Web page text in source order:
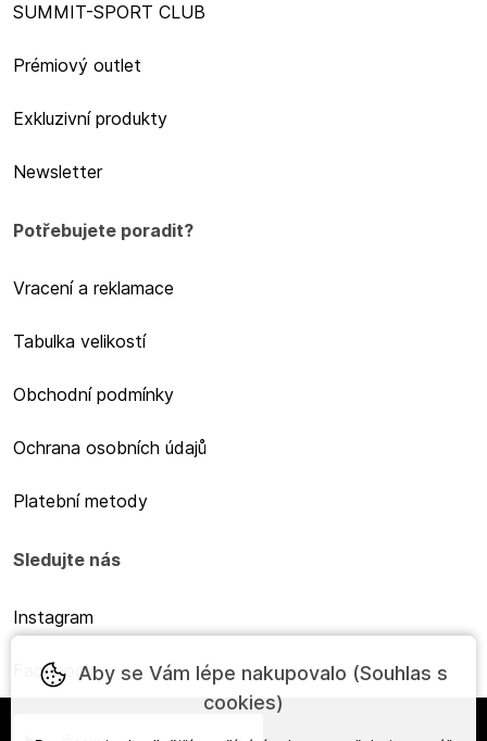
SUMMIT-SPORT CLUB
Prémiový outlet
Exkluzivní produkty
Newsletter
Potřebujete poradit?
Vracení a reklamace
Tabulka velikostí
Obchodní podmínky
Ochrana osobních údajů
Platební metody
Sledujte nás
Instagram
FacebookAby se Vám lépe nakupovalo (Souhlas s
cookies)